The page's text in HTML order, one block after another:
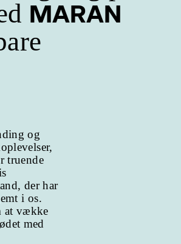
MARAN
og
truende
der har
i os.
at vække
med